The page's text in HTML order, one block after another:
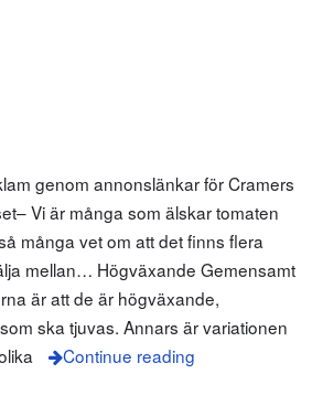
genom annonslänkar för Cramers
Vi är många som älskar tomaten
många vet om att det finns flera
mellan… Högväxande Gemensamt
är att de är högväxande,
ska tjuvas. Annars är variationen
Continue reading